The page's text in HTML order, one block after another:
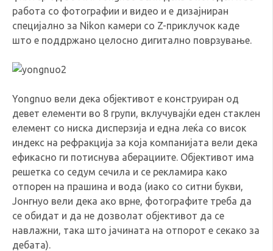
работа со фотографии и видео и е дизајниран
специјално за Nikon камери со Z-приклучок каде
што е поддржано целосно дигитално поврзување.
Yongnuo вели дека објективот е конструиран од
девет елементи во 8 групи, вклучувајќи еден стаклен
елемент со ниска дисперзија и една леќа со висок
индекс на рефракција за која компанијата вели дека
ефикасно ги потиснува аберациите. Објективот има
решетка со седум сечила и се рекламира како
отпорен на прашина и вода (иако со ситни букви,
Јонгнуо вели дека ако врне, фотографите треба да
се обидат и да не дозволат објективот да се
навлажни, така што јачината на отпорот е секако за
дебата).